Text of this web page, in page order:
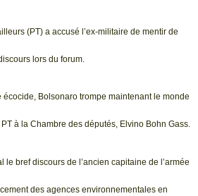
(PT) a accusé l’ex-militaire de mentir de
lors du forum.
écocide, Bolsonaro trompe maintenant le monde
à la Chambre des députés, Elvino Bohn Gass.
le bref discours de l’ancien capitaine de l’armée
des agences environnementales en